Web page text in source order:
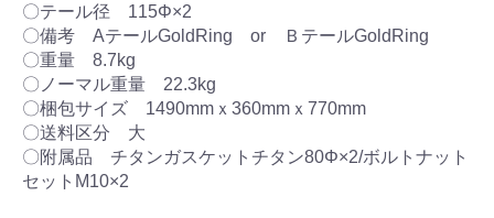
〇テール径 115Φ×2
〇備考 AテールGoldRing or ＢテールGoldRing
〇重量 8.7kg
〇ノーマル重量 22.3kg
〇梱包サイズ 1490mmｘ360mmｘ770mm
〇送料区分 大
〇附属品 チタンガスケットチタン80Φ×2/ボルトナット
セットM10×2